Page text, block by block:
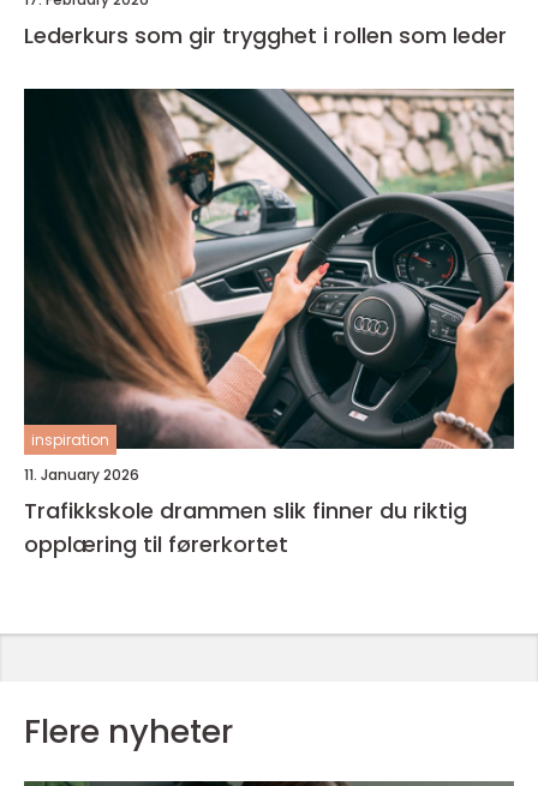
Lederkurs som gir trygghet i rollen som leder
inspiration
11. January 2026
Trafikkskole drammen slik finner du riktig
opplæring til førerkortet
Flere nyheter